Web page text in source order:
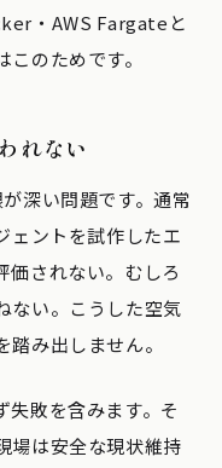
・AWS Fargateと
のためです。
れない
深い問題です。通常
ェントを試作したエ
価されない。むしろ
ない。こうした空気
み出しません。
失敗を含みます。そ
場は安全な現状維持